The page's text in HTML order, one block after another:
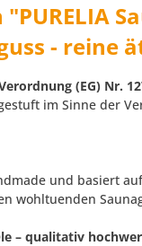
- reine
(EG) Nr.
im Sinne der
und basiert
wohltuenden
– qualitativ